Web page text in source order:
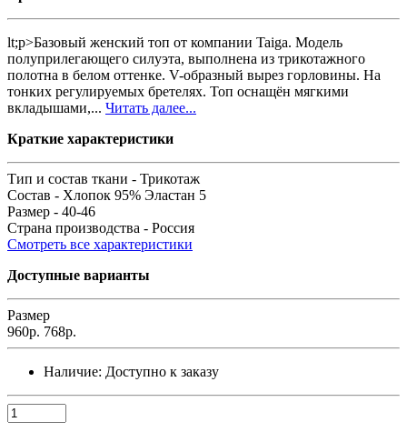
lt;p>Базовый женский топ от компании Taiga. Модель
полуприлегающего силуэта, выполнена из трикотажного
полотна в белом оттенке. V-образный вырез горловины. На
тонких регулируемых бретелях. Топ оснащён мягкими
вкладышами,... Читать далее...
Краткие характеристики
Тип и состав ткани - Трикотаж
Состав - Хлопок 95% Эластан 5
Размер - 40-46
Страна производства - Россия
Смотреть все характеристики
Доступные варианты
Размер
960р. 768р.
Наличие: Доступно к заказу